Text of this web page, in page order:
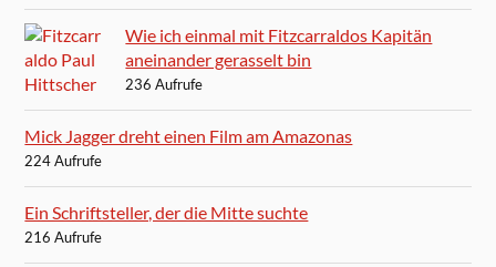
Wie ich einmal mit Fitzcarraldos Kapitän
aneinander gerasselt bin
236 Aufrufe
Mick Jagger dreht einen Film am Amazonas
224 Aufrufe
Ein Schriftsteller, der die Mitte suchte
216 Aufrufe